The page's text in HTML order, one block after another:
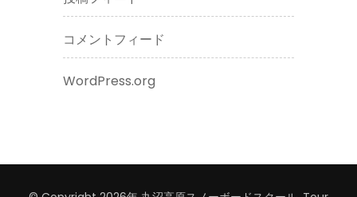
コメントフィード
WordPress.org